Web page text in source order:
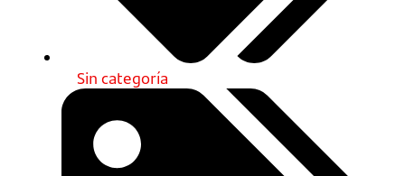
Sin categoría